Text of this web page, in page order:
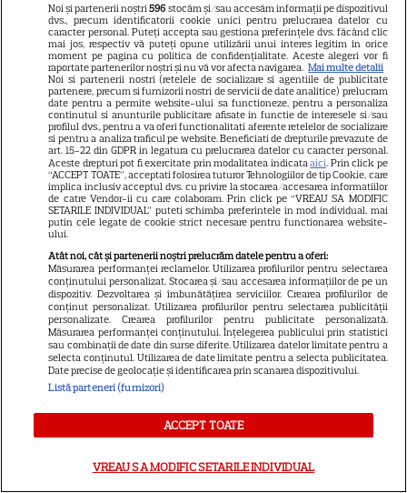
9
PRIME VIDEO
Jamie Campbell Bower, starul
din „Stranger Things”, intră în
universul „Stăpânul Inelelor”.
Ce rol legendar va interpreta în
sezonul 3
5
NETFLIX
„Palatul de Est”, noul fenomen
coreean de pe Netflix: Regele
blestemat, fantomele și
exorcistul care sfidează
moartea
PRIME VIDEO
Când „Fălci” se întâlnește cu
„Coborâre întunecată”:
Producția claustrofobă de pe
Prime Video ce nu trebuie
Noi și partenerii noștri596 stocăm și/sau accesăm informații pe dispozitivul
dvs., precum identificatorii cookie unici pentru prelucrarea datelor cu
caracter personal. Puteți accepta sau gestiona preferințele dvs. făcând clic
mai jos, respectiv vă puteți opune utilizării unui interes legitim în orice
moment pe pagina cu politica de confidențialitate. Aceste alegeri vor fi
raportate partenerilor noștri și nu vă vor afecta navigarea. Mai multe detalii
Noi si partenerii nostri (retelele de socializare si agentiile de publicitate
partenere, precum si furnizorii nostri de servicii de date analitice) prelucram
date pentru a permite website-ului sa functioneze, pentru a personaliza
continutul si anunturile publicitare afisate in functie de interesele si/sau
profilul dvs., pentru a va oferi functionalitati aferente retelelor de socializare
si pentru a analiza traficul pe website. Beneficiati de drepturile prevazute de
art. 15-22 din GDPR in legatura cu prelucrarea datelor cu caracter personal.
Aceste drepturi pot fi exercitate prin modalitatea indicataaici. Prin click pe
“ACCEPT TOATE”, acceptati folosirea tuturor Tehnologiilor de tip Cookie, care
implica inclusiv acceptul dvs. cu privire la stocarea/accesarea informatiilor
de catre Vendor-ii cu care colaboram. Prin click pe “VREAU SA MODIFIC
SETARILE INDIVIDUAL” puteti schimba preferintele in mod individual, mai
putin cele legate de cookie strict necesare pentru functionarea website-
ului.
Atât noi, cât și partenerii noștri prelucrăm datele pentru a oferi:
Măsurarea performanței reclamelor. Utilizarea profilurilor pentru selectarea
conținutului personalizat. Stocarea și/sau accesarea informațiilor de pe un
dispozitiv. Dezvoltarea și îmbunătățirea serviciilor. Crearea profilurilor de
conținut personalizat. Utilizarea profilurilor pentru selectarea publicității
personalizate. Crearea profilurilor pentru publicitate personalizată.
Măsurarea performanței conținutului. Înțelegerea publicului prin statistici
sau combinații de date din surse diferite. Utilizarea datelor limitate pentru a
selecta conținutul. Utilizarea de date limitate pentru a selecta publicitatea.
Date precise de geolocație și identificarea prin scanarea dispozitivului.
Listă parteneri (furnizori)
ACCEPT TOATE
VREAU SA MODIFIC SETARILE INDIVIDUAL